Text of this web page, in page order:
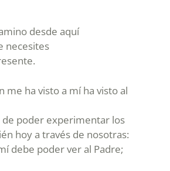
desde aquí
necesites
me ha visto a mí ha visto al
de poder experimentar los
hoy a través de nosotras:
debe poder ver al Padre;